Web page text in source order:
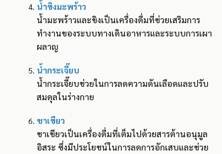
น้ำขิงมะพร้าว
น้ำมะพร้าวและขิงเป็นเครื่องดื่มที่ช่วยเสริมการ
ทำงานของระบบทางเดินอาหารและระบบการเผา
ผลาญ
น้ำกระเจี๊ยบ
น้ำกระเจี๊ยบช่วยในการลดความดันเลือดและปรับ
สมดุลในร่างกาย
ชาเขียว
ชาเขียวเป็นเครื่องดื่มที่เต็มไปด้วยสารต้านอนุมูล
อิสระ ซึ่งมีประโยชน์ในการลดการอักเสบและช่วย